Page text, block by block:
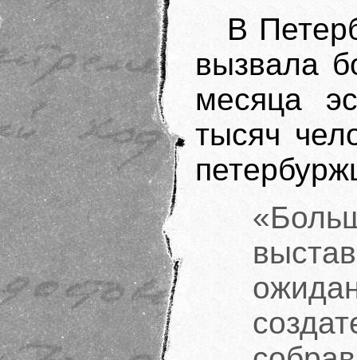
В
вызвала
месяца
тысяч